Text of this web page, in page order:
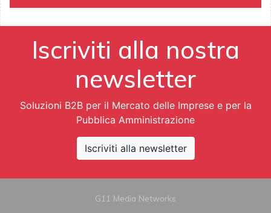
Iscriviti alla nostra
newsletter
Soluzioni B2B per il Mercato delle Imprese e per la
Pubblica Amministrazione
Iscriviti alla newsletter
G11 Media Networks